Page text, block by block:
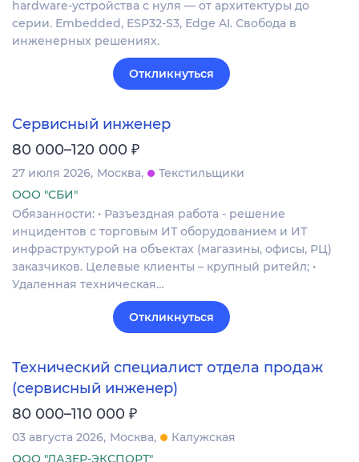
hardware-устройства с нуля — от архитектуры до
серии. Embedded, ESP32-S3, Edge AI. Свобода в
инженерных решениях.
Откликнуться
Сервисный инженер
80 000–120 000 ₽
27 июля 2026 Москва
Текстильщики
ООО "СБИ"
Обязанности: • Разъездная работа - решение
инцидентов с торговым ИТ оборудованием и ИТ
инфраструктурой на объектах (магазины, офисы, РЦ)
заказчиков. Целевые клиенты – крупный ритейл; •
Удаленная техническая…
Откликнуться
Технический специалист отдела продаж
(сервисный инженер)
80 000–110 000 ₽
03 августа 2026 Москва
Калужская